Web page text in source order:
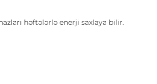
həftələrlə enerji saxlaya bilir.